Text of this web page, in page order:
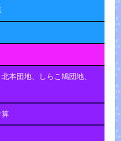
本団地、しらこ鳩団地、
算